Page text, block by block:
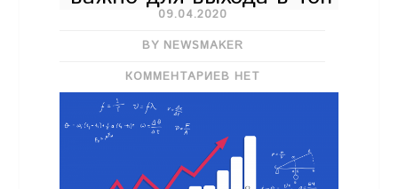
09.04.2020
BY NEWSMAKER
КОММЕНТАРИЕВ НЕТ